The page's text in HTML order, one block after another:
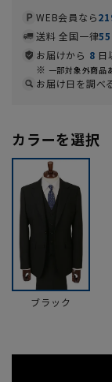
WEB会員なら
送料 全国一律
お届けから 8 日
一部対象外商品
お届け日を調べ
カラーを選択
ブラック